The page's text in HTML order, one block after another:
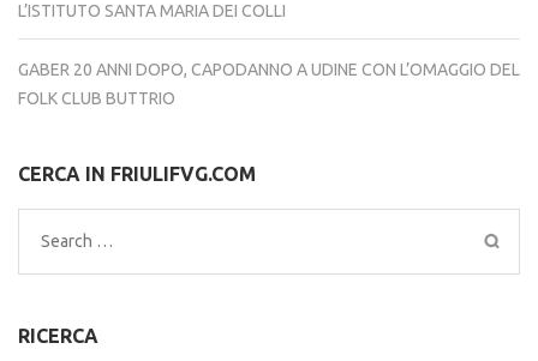
L’ISTITUTO SANTA MARIA DEI COLLI
GABER 20 ANNI DOPO, CAPODANNO A UDINE CON L’OMAGGIO DEL
FOLK CLUB BUTTRIO
CERCA IN FRIULIFVG.COM
Search
for:
RICERCA